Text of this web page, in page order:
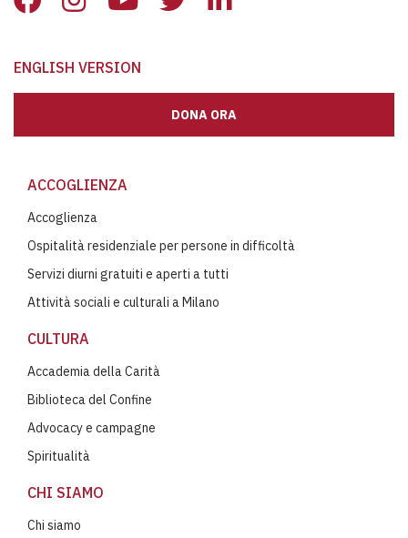
ENGLISH VERSION
DONA ORA
ACCOGLIENZA
Accoglienza
Ospitalità residenziale per persone in difficoltà
Servizi diurni gratuiti e aperti a tutti
Attività sociali e culturali a Milano
CULTURA
Accademia della Carità
Biblioteca del Confine
Advocacy e campagne
Spiritualità
CHI SIAMO
Chi siamo